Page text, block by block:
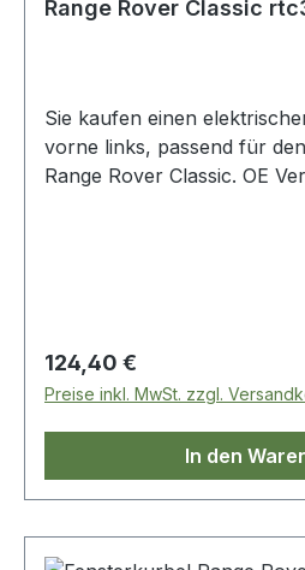
Range Rover Classic
Sie kaufen einen
vorne links, passend für
Range Rover Classic. OE
Regulärer Preis:
124,40 €
Preise inkl. MwSt. zzgl.
In den